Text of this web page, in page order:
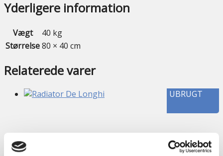
Yderligere information
Vægt
40 kg
Størrelse80 × 40 cm
Relaterede varer
UBRUGT